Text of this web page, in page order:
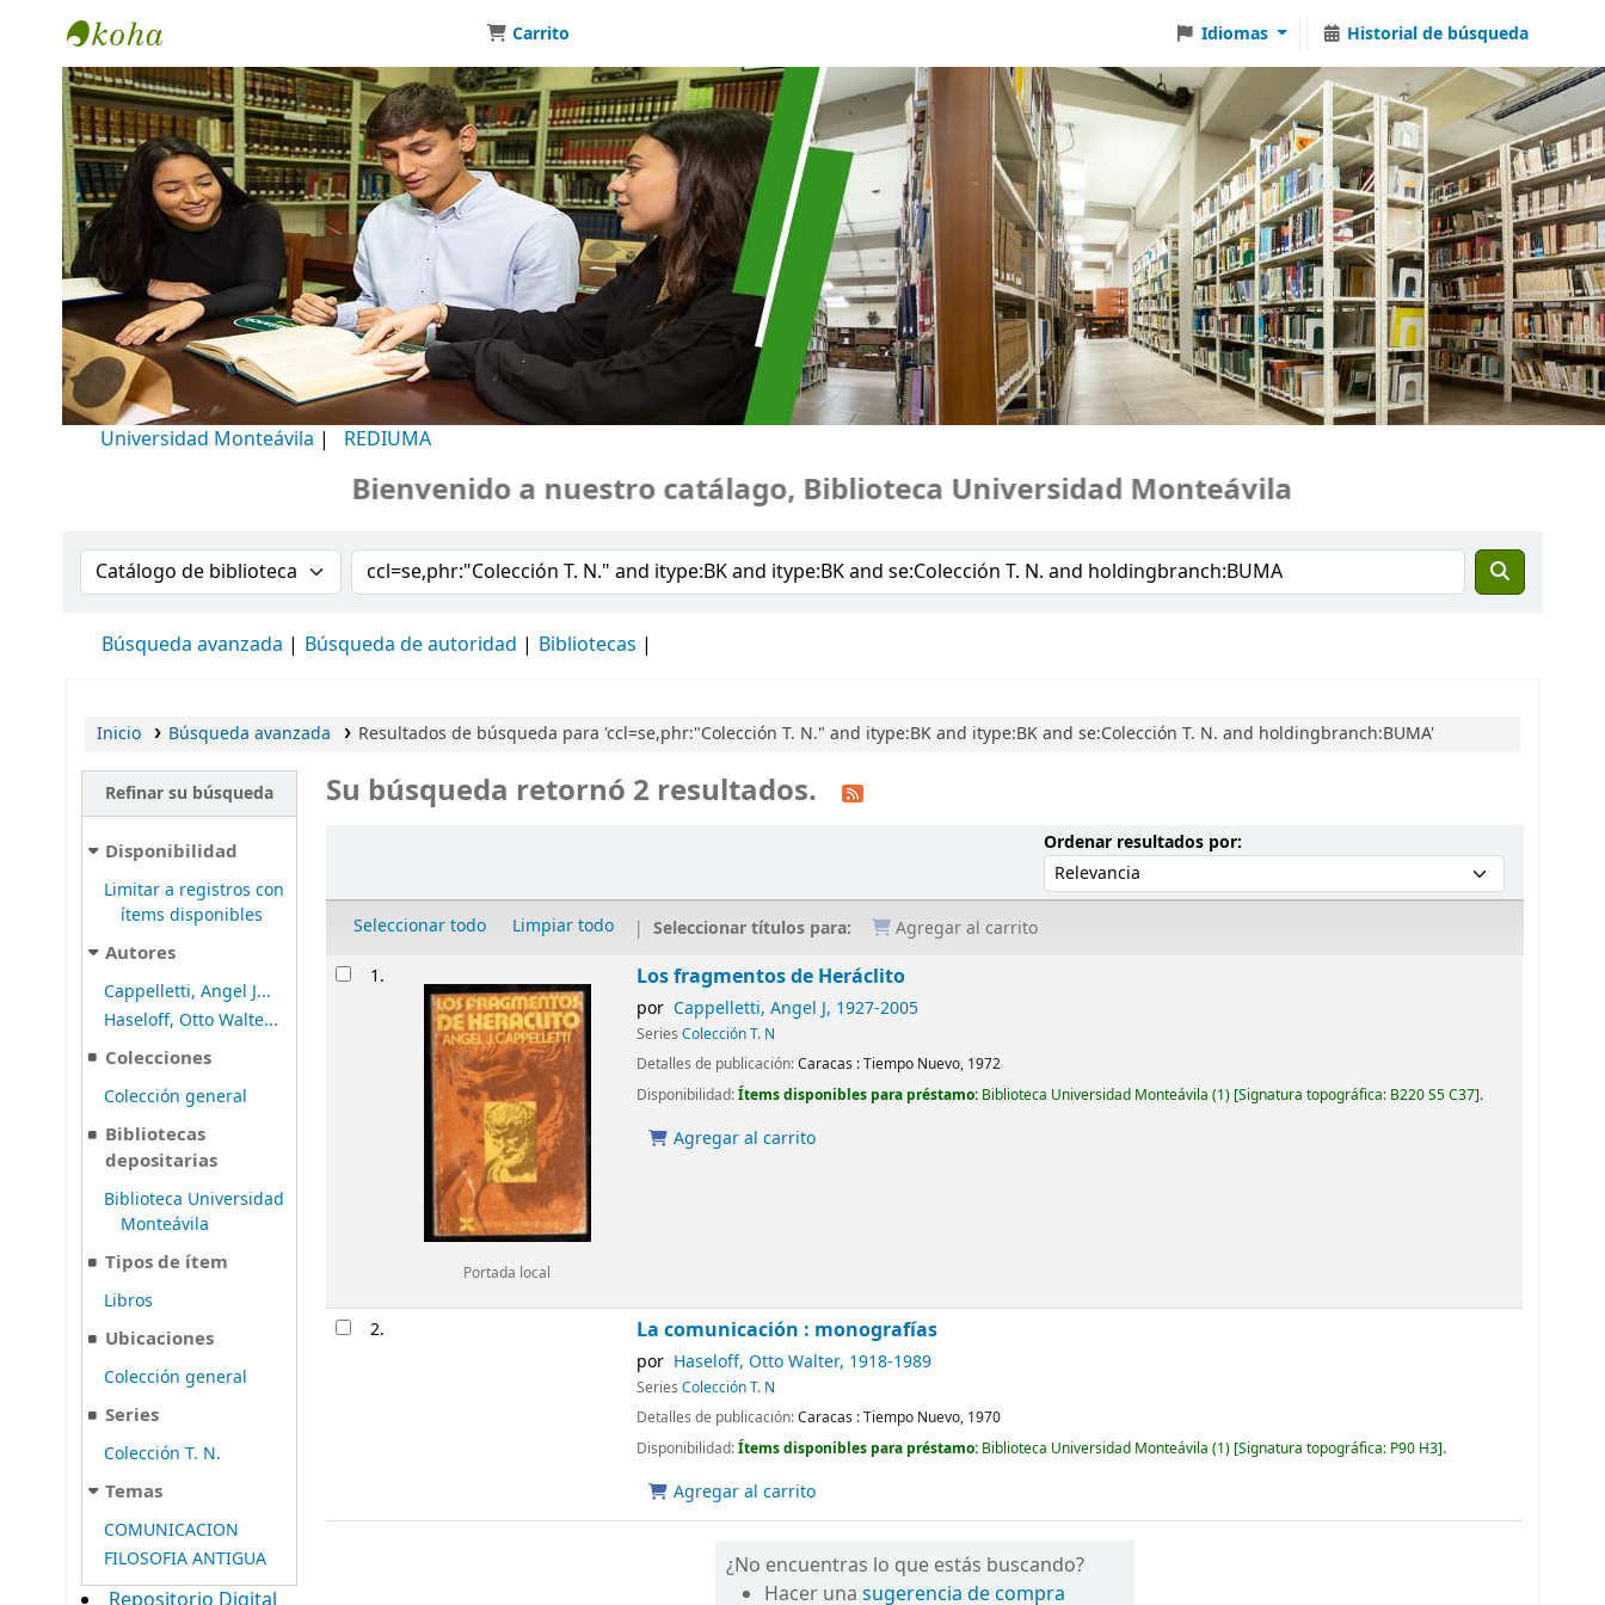
Biblioteca Universidad Monteávila
Carrito Idiomas Historial de búsqueda
Universidad Monteávila | REDIUMA
Bienvenido a nuestro catálago, Biblioteca Universidad Monteávila
Buscar en el catálogo por:Buscar en el catálogo
Búsqueda avanzada Búsqueda de autoridad Bibliotecas
Inicio Búsqueda avanzada Resultados de búsqueda para 'ccl=se,phr:"Colección T. N." and itype:BK and itype:BK and se:Colección T. N. and holdingbranch:BUMA'
Refinar su búsqueda
Disponibilidad
Limitar a registros con
ítems disponibles
Autores
Cappelletti, Angel J...
Haseloff, Otto Walte...
Colecciones
Colección general
Bibliotecas
depositarias
Biblioteca Universidad
Monteávila
Tipos de ítem
Libros
Ubicaciones
Colección general
Series
Colección T. N.
Temas
COMUNICACION
FILOSOFIA ANTIGUA
Su búsqueda retornó 2 resultados.
Ordenar resultados por:Ordenar por:
Seleccionar todo Limpiar todo Seleccionar títulos para: Agregar al carrito
Resultados
1.
Portada local
Los fragmentos de Heráclito
por Cappelletti, Angel J, 1927-2005
SeriesColección T. N
Detalles de publicación:Caracas :Tiempo Nuevo, 1972
Disponibilidad:Ítems disponibles para préstamo: Biblioteca Universidad Monteávila (1) Signatura topográfica: B220 S5 C37 .
Agregar al carrito
2. La comunicación : monografías
por Haseloff, Otto Walter, 1918-1989
SeriesColección T. N
Detalles de publicación:Caracas :Tiempo Nuevo, 1970
Disponibilidad:Ítems disponibles para préstamo: Biblioteca Universidad Monteávila (1) Signatura topográfica: P90 H3 .
Agregar al carrito
¿No encuentras lo que estás buscando?
Hacer unasugerencia de compra